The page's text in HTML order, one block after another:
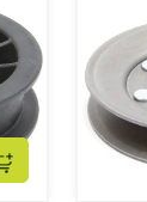
Ajouter au panier